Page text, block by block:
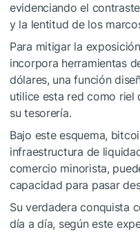
evidenciando el
y la lentitud de los
Para mitigar la
incorpora herramientas
dólares, una función
utilice esta red como
su tesorería.
Bajo este esquema,
infraestructura de
comercio minorista,
capacidad para pasar
Su verdadera conquista
día a día, según este